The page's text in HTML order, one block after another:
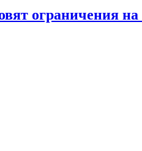
ограничения